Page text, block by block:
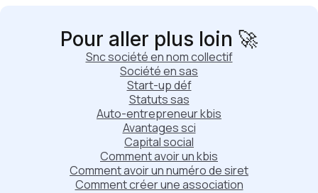
Pour aller plus loin 🚀
Snc société en nom collectif
Société en sas
Start-up déf
Statuts sas
Auto-entrepreneur kbis
Avantages sci
Capital social
Comment avoir un kbis
Comment avoir un numéro de siret
Comment créer une association